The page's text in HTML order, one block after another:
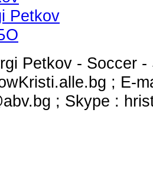
Petkov - Soccer
; E-
; Skype :